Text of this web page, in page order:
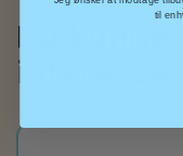
Du kunne
til